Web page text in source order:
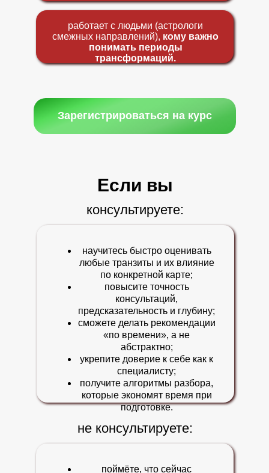
работает с людьми (астрологи
смежных направлений), кому важно
понимать периоды
трансформаций.
Зарегистрироваться на курс
поймёте, что сейчас
научитесь быстро оценивать
любые транзиты и их влияние
по конкретной карте;
повысите точность
консультаций,
предсказательность и глубину;
сможете делать рекомендации
«по времени», а не
абстрактно;
укрепите доверие к себе как к
специалисту;
получите алгоритмы разбора,
которые экономят время при
подготовке.
не консультируете:
консультируете:
Если вы